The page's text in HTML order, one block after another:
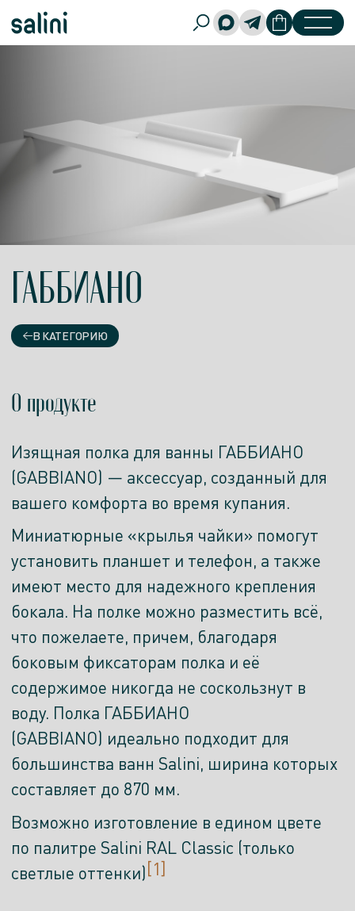
ГАББИАНО
В КАТЕГОРИЮ
О продукте
Изящная полка для ванны ГАББИАНО
(GABBIANO) — аксессуар, созданный для
вашего комфорта во время купания.
Миниатюрные «крылья чайки» помогут
установить планшет и телефон, а также
имеют место для надежного крепления
бокала. На полке можно разместить всё,
что пожелаете, причем, благодаря
боковым фиксаторам полка и её
содержимое никогда не соскользнут в
воду. Полка ГАББИАНО
(GABBIANO) идеально подходит для
большинства ванн Salini, ширина которых
составляет до 870 мм.
Возможно изготовление в едином цвете
по палитре Salini RAL Classic (только
светлые оттенки)[1]